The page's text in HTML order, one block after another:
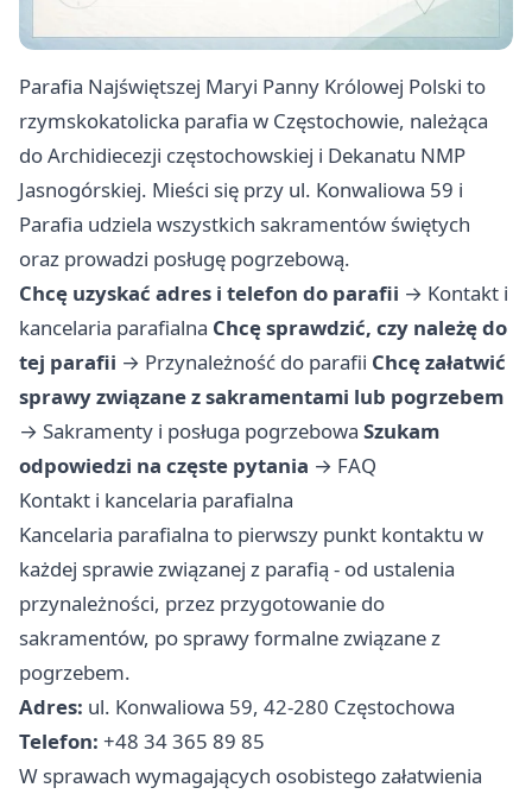
Parafia Najświętszej Maryi Panny Królowej Polski to
rzymskokatolicka parafia w Częstochowie, należąca
do Archidiecezji częstochowskiej i Dekanatu NMP
Jasnogórskiej. Mieści się przy ul. Konwaliowa 59 i
Parafia udziela wszystkich sakramentów świętych
oraz prowadzi posługę pogrzebową.
Chcę uzyskać adres i telefon do parafii → Kontakt i
kancelaria parafialna Chcę sprawdzić, czy należę do
tej parafii → Przynależność do parafii Chcę załatwić
sprawy związane z sakramentami lub pogrzebem
→ Sakramenty i posługa pogrzebowa Szukam
odpowiedzi na częste pytania → FAQ
Kontakt i kancelaria parafialna
Kancelaria parafialna to pierwszy punkt kontaktu w
każdej sprawie związanej z parafią - od ustalenia
przynależności, przez przygotowanie do
sakramentów, po sprawy formalne związane z
pogrzebem.
Adres: ul. Konwaliowa 59, 42-280 Częstochowa
Telefon: +48 34 365 89 85
W sprawach wymagających osobistego załatwienia